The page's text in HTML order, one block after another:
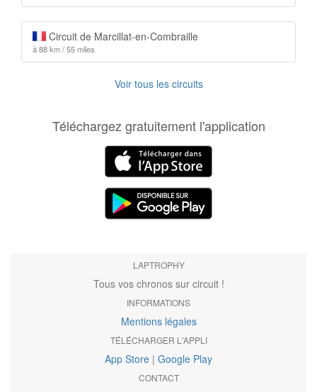
Circuit de Marcillat-en-Combraille
à 88 km / 55 miles
Voir tous les circuits
Téléchargez gratuitement l'application
LAPTROPHY
Tous vos chronos sur circuit !
INFORMATIONS
Mentions légales
TÉLÉCHARGER L'APPLI
App Store | Google Play
CONTACT